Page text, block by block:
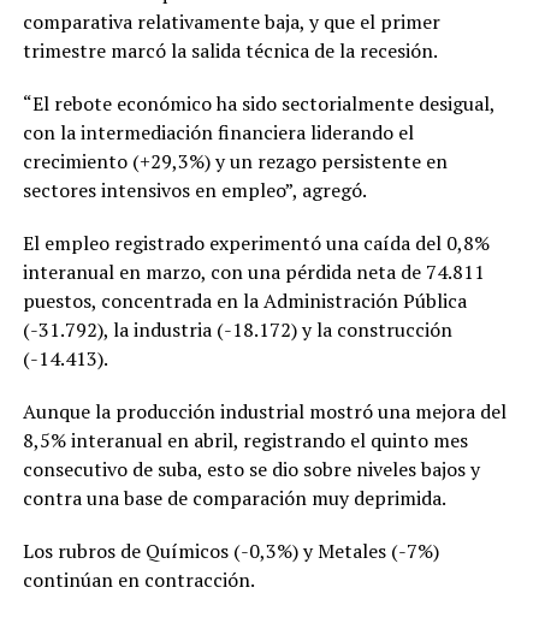
comparativa relativamente baja, y que el primer
trimestre marcó la salida técnica de la recesión.
“El rebote económico ha sido sectorialmente desigual,
con la intermediación financiera liderando el
crecimiento (+29,3%) y un rezago persistente en
sectores intensivos en empleo”, agregó.
El empleo registrado experimentó una caída del 0,8%
interanual en marzo, con una pérdida neta de 74.811
puestos, concentrada en la Administración Pública
(-31.792), la industria (-18.172) y la construcción
(-14.413).
Aunque la producción industrial mostró una mejora del
8,5% interanual en abril, registrando el quinto mes
consecutivo de suba, esto se dio sobre niveles bajos y
contra una base de comparación muy deprimida.
Los rubros de Químicos (-0,3%) y Metales (-7%)
continúan en contracción.